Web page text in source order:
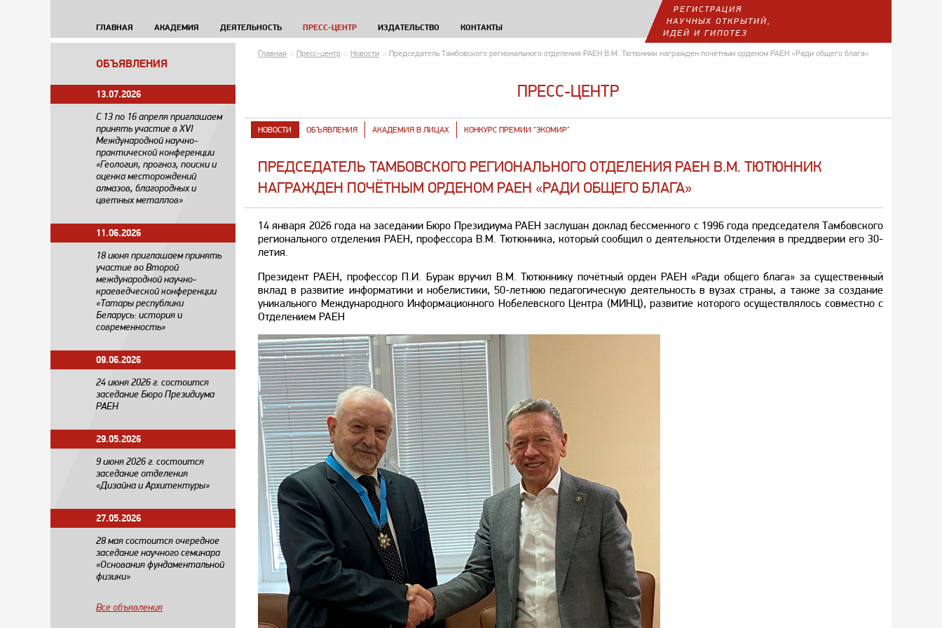
ГЛАВНАЯ АКАДЕМИЯ ДЕЯТЕЛЬНОСТЬ ПРЕСС-ЦЕНТР ИЗДАТЕЛЬСТВО КОНТАКТЫ
РЕГИСТРАЦИЯ
НАУЧНЫХ ОТКРЫТИЙ,
ИДЕЙ И ГИПОТЕЗ
ОБЪЯВЛЕНИЯ
13.07.2026
С 13 по 16 апреля приглашаем
принять участие в XVI
Международной научно-
практической конференции
«Геология, прогноз, поиски и
оценка месторождений
алмазов, благородных и
цветных металлов»
11.06.2026
18 июня приглашаем принять
участие во Второй
международной научно-
краеведческой конференции
«Татары республики
Беларусь: история и
современность»
09.06.2026
24 июня 2026 г. состоится
заседание Бюро Президиума
РАЕН
29.05.2026
​9 июня 2026 г. состоится
заседание отделения
«Дизайна и Архитектуры»
27.05.2026
28 мая состоится очередное
заседание научного семинара
«Основания фундаментальной
физики»
Все объявления
Главная :: Пресс-центр :: Новости :: Председатель Тамбовского регионального отделения РАЕН В.М. Тютюнник награжден почётным орденом РАЕН «Ради общего блага»
ПРЕСС-ЦЕНТР
НОВОСТИ ОБЪЯВЛЕНИЯ АКАДЕМИЯ В ЛИЦАХ КОНКУРС ПРЕМИИ "ЭКОМИР"
ПРЕДСЕДАТЕЛЬ ТАМБОВСКОГО РЕГИОНАЛЬНОГО ОТДЕЛЕНИЯ РАЕН В.М. ТЮТЮННИК
НАГРАЖДЕН ПОЧЁТНЫМ ОРДЕНОМ РАЕН «РАДИ ОБЩЕГО БЛАГА»
14 января 2026 года на заседании Бюро Президиума РАЕН заслушан доклад бессменного с 1996 года председателя Тамбовского
регионального отделения РАЕН, профессора В.М. Тютюнника, который сообщил о деятельности Отделения в преддверии его 30-
летия.
Президент РАЕН, профессор П.И. Бурак вручил В.М. Тютюннику почётный орден РАЕН «Ради общего блага» за существенный
вклад в развитие информатики и нобелистики, 50-летнюю педагогическую деятельность в вузах страны, а также за создание
уникального Международного Информационного Нобелевского Центра (МИНЦ), развитие которого осуществлялось совместно с
Отделением РАЕН